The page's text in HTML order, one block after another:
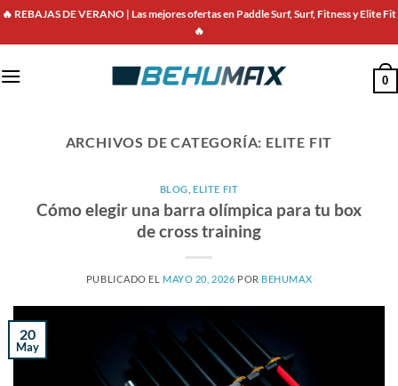
Saltar
🔥 REBAJAS DE VERANO | Las mejores ofertas en Paddle Surf, Surf, Fitness y Elite Fit
🔥
0
ARCHIVOS DE CATEGORÍA: ELITE FIT
BLOG ,ELITE FIT
Cómo elegir una barra olímpica para tu box
de cross training
PUBLICADO EL MAYO 20, 2026 POR BEHUMAX
20
May